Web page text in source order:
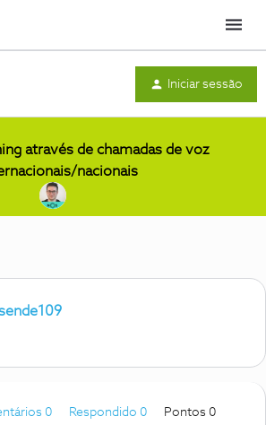
Menu
Iniciar sessão
através de chamadas de voz
nacionais
0 Respondido 0
Pontos 0